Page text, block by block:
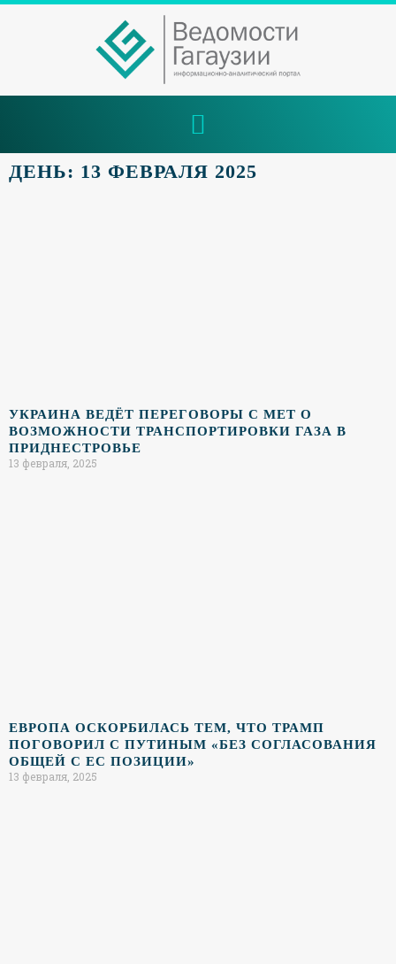
ДЕНЬ: 13 ФЕВРАЛЯ 2025
УКРАИНА ВЕДЁТ ПЕРЕГОВОРЫ С МЕТ О
ВОЗМОЖНОСТИ ТРАНСПОРТИРОВКИ ГАЗА В
ПРИДНЕСТРОВЬЕ
13 февраля, 2025
ЕВРОПА ОСКОРБИЛАСЬ ТЕМ, ЧТО ТРАМП
ПОГОВОРИЛ С ПУТИНЫМ «БЕЗ СОГЛАСОВАНИЯ
ОБЩЕЙ С ЕС ПОЗИЦИИ»
13 февраля, 2025